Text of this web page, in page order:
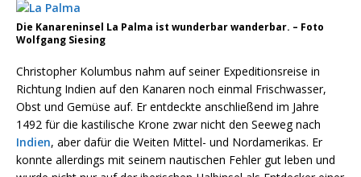
Die Kanareninsel La Palma ist wunderbar wanderbar. – Foto
Wolfgang Siesing
Christopher Kolumbus nahm auf seiner Expeditionsreise in
Richtung Indien auf den Kanaren noch einmal Frischwasser,
Obst und Gemüse auf. Er entdeckte anschließend im Jahre
1492 für die kastilische Krone zwar nicht den Seeweg nach
Indien, aber dafür die Weiten Mittel- und Nordamerikas. Er
konnte allerdings mit seinem nautischen Fehler gut leben und